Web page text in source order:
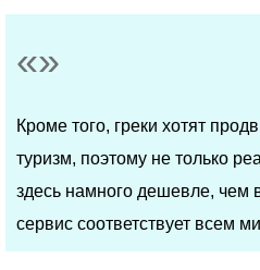
Кроме того, греки хотят
туризм, поэтому не только
здесь намного дешевле, чем
сервис соответствует всем